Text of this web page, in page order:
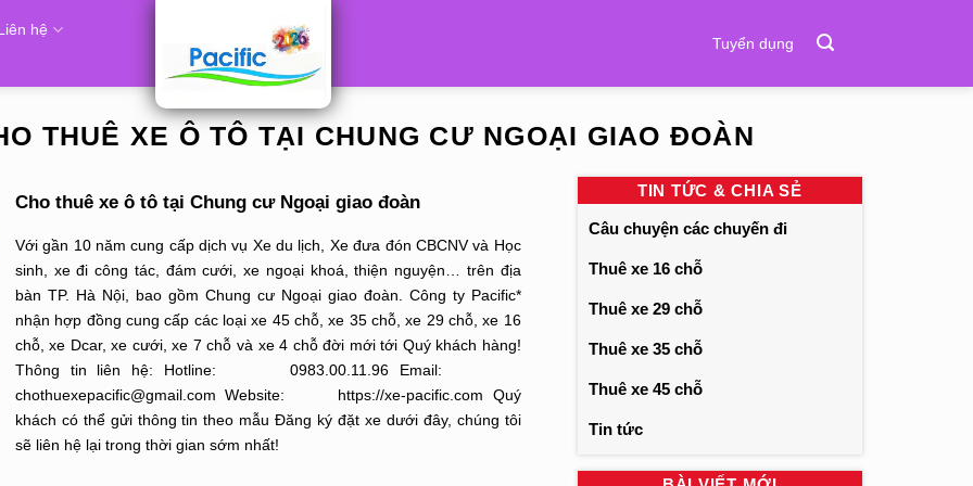
hệ
Tuyển dụng
THUÊ XE Ô TÔ TẠI CHUNG CƯ NGOẠI GIAO ĐOÀN
Cho thuê xe ô tô tại Chung cư Ngoại giao đoàn
Với gần 10 năm cung cấp dịch vụ Xe du lịch, Xe đưa đón CBCNV và Học
sinh, xe đi công tác, đám cưới, xe ngoại khoá, thiện nguyện… trên địa
bàn TP. Hà Nội, bao gồm Chung cư Ngoại giao đoàn. Công ty Pacific*
nhận hợp đồng cung cấp các loại xe 45 chỗ, xe 35 chỗ, xe 29 chỗ, xe 16
chỗ, xe Dcar, xe cưới, xe 7 chỗ và xe 4 chỗ đời mới tới Quý khách hàng!
Thông tin liên hệ: Hotline: 0983.00.11.96 Email:
chothuexepacific@gmail.com Website: https://xe-pacific.com Quý
khách có thể gửi thông tin theo mẫu Đăng ký đặt xe dưới đây, chúng tôi
sẽ liên hệ lại trong thời gian sớm nhất!
TIN TỨC & CHIA SẺ
Câu chuyện các chuyến đi
Thuê xe 16 chỗ
Thuê xe 29 chỗ
Thuê xe 35 chỗ
Thuê xe 45 chỗ
Tin tức